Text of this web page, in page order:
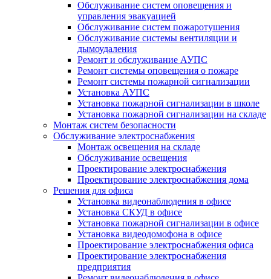
Обслуживание систем оповещения и
управления эвакуацией
Обслуживание систем пожаротушения
Обслуживание системы вентиляции и
дымоудаления
Ремонт и обслуживание АУПС
Ремонт системы оповещения о пожаре
Ремонт системы пожарной сигнализации
Установка АУПС
Установка пожарной сигнализации в школе
Установка пожарной сигнализации на складе
Монтаж систем безопасности
Обслуживание электроснабжения
Монтаж освещения на складе
Обслуживание освещения
Проектирование электроснабжения
Проектирование электроснабжения дома
Решения для офиса
Установка видеонаблюдения в офисе
Установка СКУД в офисе
Установка пожарной сигнализации в офисе
Установка видеодомофона в офисе
Проектирование электроснабжения офиса
Проектирование электроснабжения
предприятия